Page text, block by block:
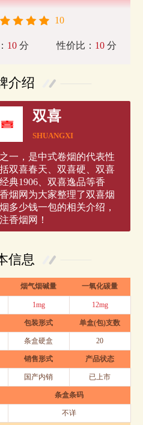
10
10 分 性价比： 10 分
介绍
双喜
SHUANGXI
一，是中式卷烟的代表性
双喜春天、双喜硬、双喜
典1906、双喜逸品等香
烟网为大家整理了双喜烟
多少钱一包的相关介绍，
香烟网！
信息
烟气烟碱量 一氧化碳量
1mg 12mg
包装形式 单盒(包)支数
条盒硬盒 20
销售形式 产品状态
国产内销 已上市
条盒条码
不详